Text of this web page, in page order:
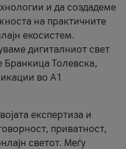
и да создадеме
на практичните
екосистем.
дигиталниот свет
Бранкица Толевска,
во А1
експертиза и
приватност,
светот. Меѓу